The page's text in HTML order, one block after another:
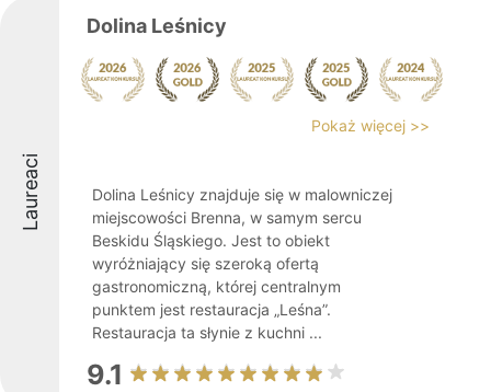
Laureaci
Dolina Leśnicy
Pokaż więcej >>
Dolina Leśnicy znajduje się w malowniczej
miejscowości Brenna, w samym sercu
Beskidu Śląskiego. Jest to obiekt
wyróżniający się szeroką ofertą
gastronomiczną, której centralnym
punktem jest restauracja „Leśna”.
Restauracja ta słynie z kuchni ...
9.1